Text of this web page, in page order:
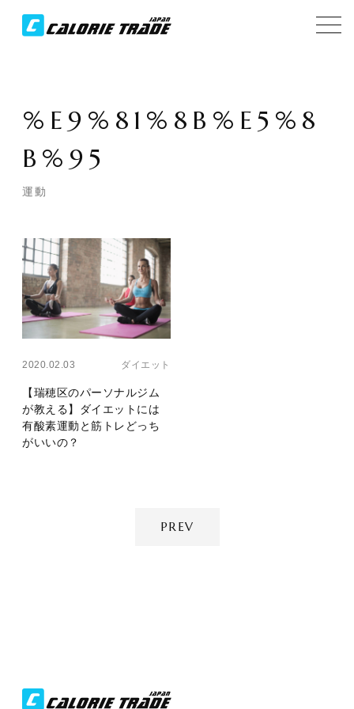
%E9%81%8B%E5%8
B%95
運動
Layer
2020.02.03 ダイエット
【瑞穂区のパーソナルジム
が教える】ダイエットには
有酸素運動と筋トレどっち
がいいの？
PREV